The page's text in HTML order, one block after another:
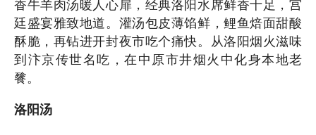
廷盛宴雅致地道。灌汤包皮薄馅鲜，鲤鱼焙面甜酸
酥脆，再钻进开封夜市吃个痛快。从洛阳烟火滋味
到汴京传世名吃，在中原市井烟火中化身本地老
餮。
洛阳汤